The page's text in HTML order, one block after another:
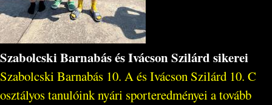
Szabolcski Barnabás és Ivácson Szilárd sikerei
Szabolcski Barnabás 10. A és Ivácson Szilárd 10. C
osztályos tanulóink nyári sporteredményei a tovább